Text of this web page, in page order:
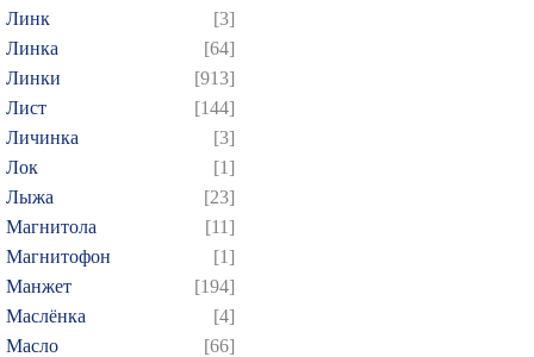
Линк
[3]
Линка
[64]
Линки
[913]
Лист
[144]
Личинка
[3]
Лок
[1]
Лыжа
[23]
Магнитола
[11]
Магнитофон
[1]
Манжет
[194]
Маслёнка
[4]
Масло
[66]